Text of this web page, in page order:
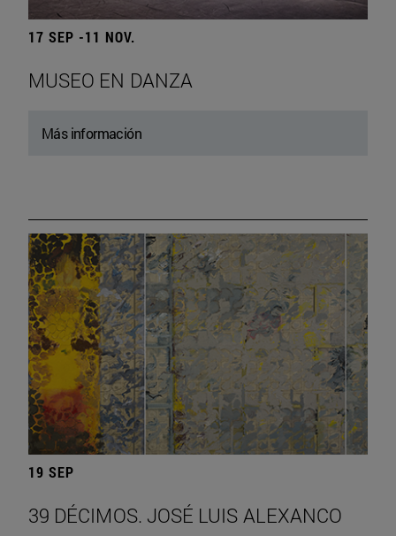
17 SEP -11 NOV.
MUSEO EN DANZA
Más información
19 SEP
39 DÉCIMOS. JOSÉ LUIS ALEXANCO